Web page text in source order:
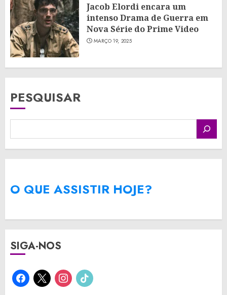
Jacob Elordi encara um
intenso Drama de Guerra em
Nova Série do Prime Video
MARÇO 19, 2025
PESQUISAR
O QUE ASSISTIR HOJE?
SIGA-NOS
facebook
x instagram
tiktok